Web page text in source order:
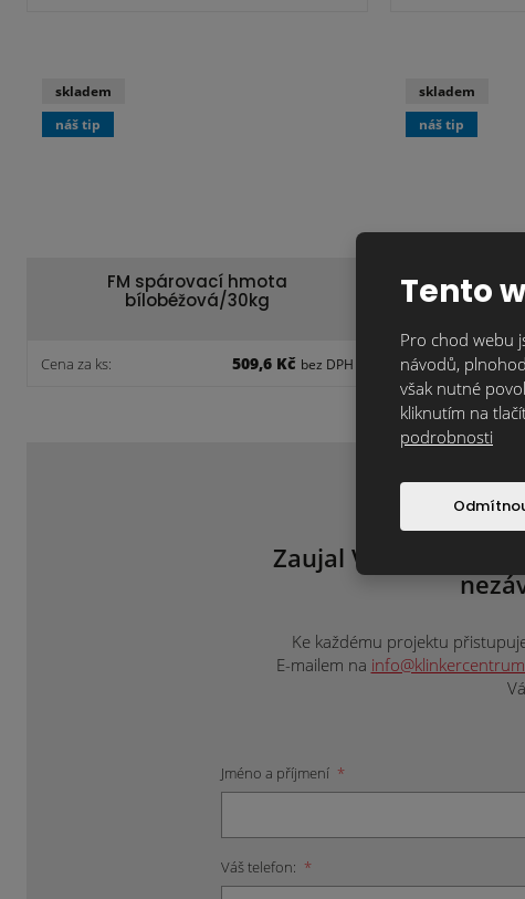
FM spárovací hmota
bílobéžová/30kg
Cena za ks: 509,6 Kč bez DPH
skladem
náš tip
FM
Cena za ks:
skladem
náš tip
Zaujal Vás tento
Ke každému projektu
E-mailem na
Jméno a příjmení *
Váš telefon: *
Tento
Pro chod webu
návodů,
však nutné
kliknutím na
podrobnosti